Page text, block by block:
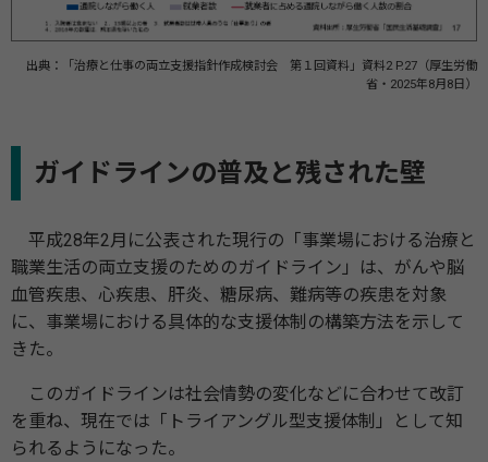
出典：「治療と仕事の両立支援指針作成検討会 第１回資料」資料2 P.27（厚生労働
省・2025年8月8日）
ガイドラインの普及と残された壁
平成28年2月に公表された現行の「事業場における治療と
職業生活の両立支援のためのガイドライン」は、がんや脳
血管疾患、心疾患、肝炎、糖尿病、難病等の疾患を対象
に、事業場における具体的な支援体制の構築方法を示して
きた。
このガイドラインは社会情勢の変化などに合わせて改訂
を重ね、現在では「トライアングル型支援体制」として知
られるようになった。